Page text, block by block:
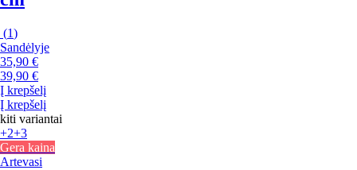
(1)
Sandėlyje
35,90 €
39,90 €
Į krepšelį
Į krepšelį
kiti variantai
+2+3
Gera kaina
Artevasi